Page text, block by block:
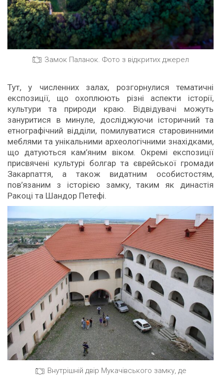
Замок Паланок. Фото з відкритих джерел
Тут, у численних залах, розгорнулися тематичні
експозиції, що охоплюють різні аспекти історії,
культури та природи краю. Відвідувачі можуть
зануритися в минуле, досліджуючи історичний та
етнографічний відділи, помилуватися старовинними
меблями та унікальними археологічними знахідками,
що датуються кам’яним віком. Окремі експозиції
присвячені культурі болгар та єврейської громади
Закарпаття, а також видатним особистостям,
пов’язаним з історією замку, таким як династія
Ракоці та Шандор Петефі.
Внутрішній двір Мукачівського замку, де